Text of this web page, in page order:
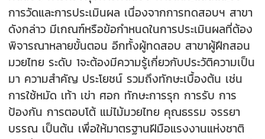
การวัดและการประเมินผล เนื่องจากการทดสอบฯ สาขา
ดังกล่าว มีเกณฑ์หรือข้อกำหนดในการประเมินผลที่ต้อง
พิจารณาหลายขั้นตอน อีกทั้งผู้ทดสอบ สาขาผู้ฝึกสอน
มวยไทย ระดับ 1จะต้องมีความรู้เกี่ยวกับประวัติความเป็น
มา ความสำคัญ ประโยชน์ รวมถึงทักษะเบื้องต้น เช่น
การใช้หมัด เท้า เข่า ศอก ทักษะการรุก การรับ การ
ป้องกัน การตอบโต้ แม่ไม้มวยไทย คุณธรรม จรรยา
บรรณ เป็นต้น เพื่อให้มาตรฐานฝีมือแรงงานแห่งชาติ